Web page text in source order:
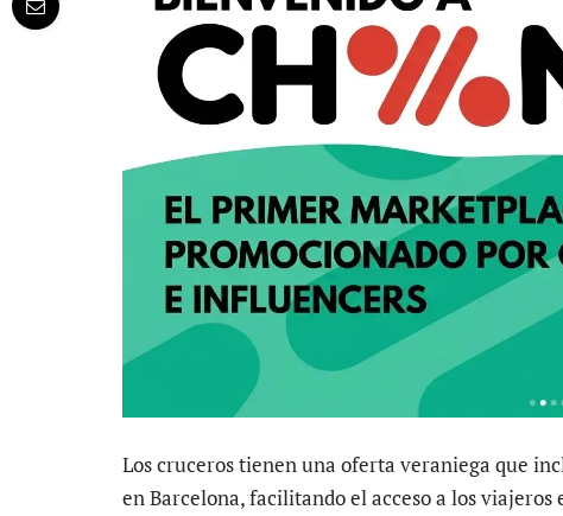
Los cruceros tienen una oferta veraniega que
en Barcelona, facilitando el acceso a los